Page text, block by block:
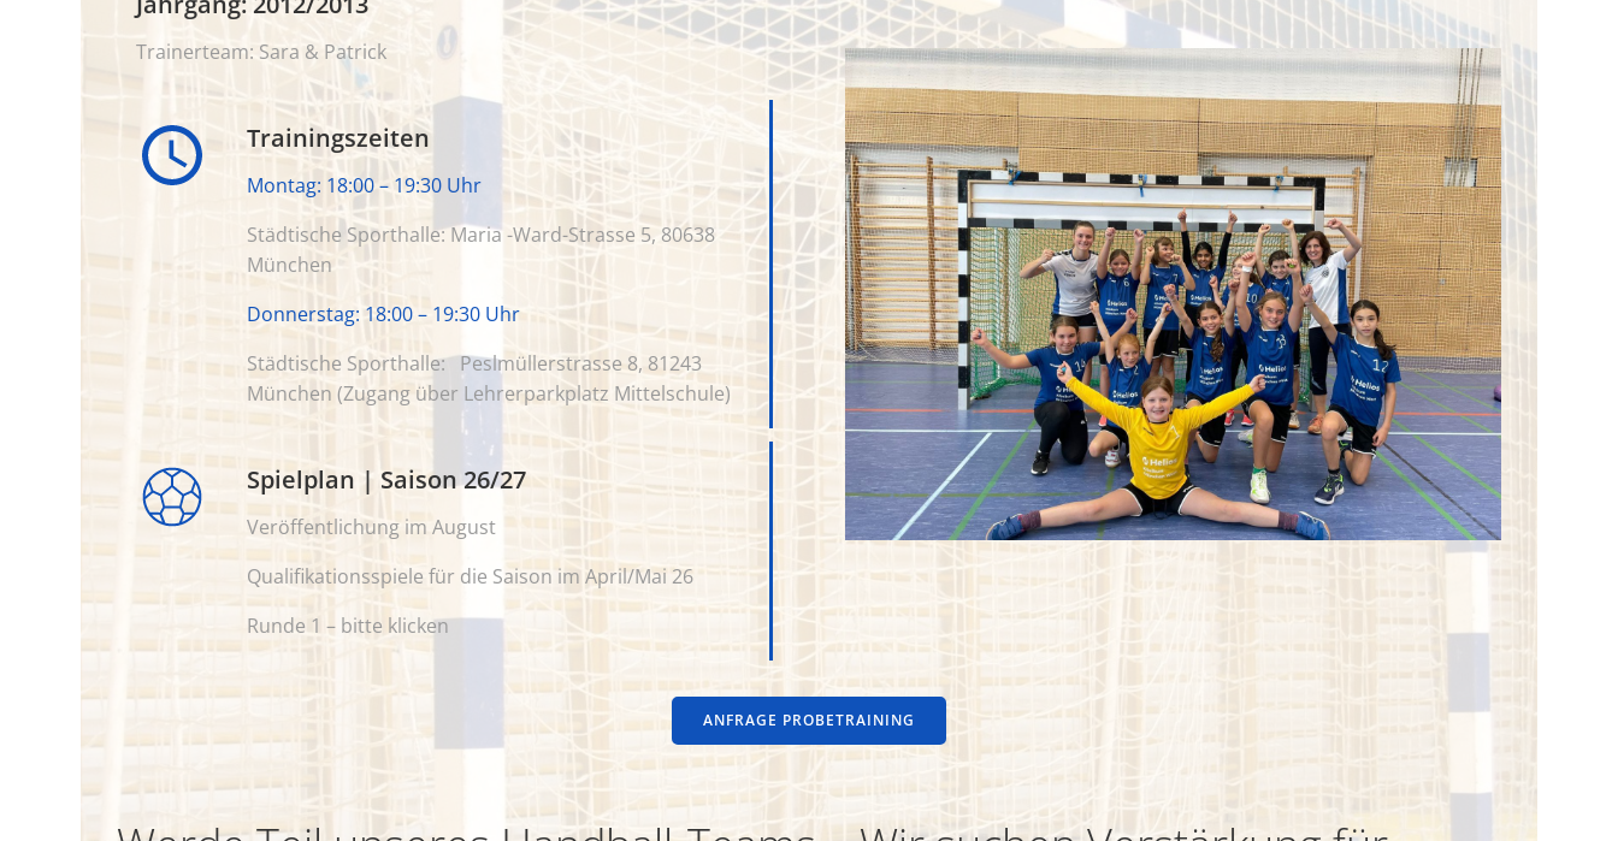
Trainerteam: Sara & Patrick
Trainingszeiten
Montag: 18:00 – 19:30 Uhr
Städtische Sporthalle: Maria-Ward-Strasse 5, 80638
München
Donnerstag: 18:00 – 19:30 Uhr
Städtische Sporthalle:Peslmüllerstrasse 8, 81243
München (Zugang über Lehrerparkplatz Mittelschule)
Spielplan | Saison 26/27
Veröffentlichung im August
Qualifikationsspiele für die Saison im April/Mai 26
Runde 1 – bitte klicken
ANFRAGE PROBETRAINING